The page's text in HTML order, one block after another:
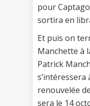
pour
sortira en
Et puis on
Manchette à
Patrick
s’intéressera
renouvelée
sera le 14